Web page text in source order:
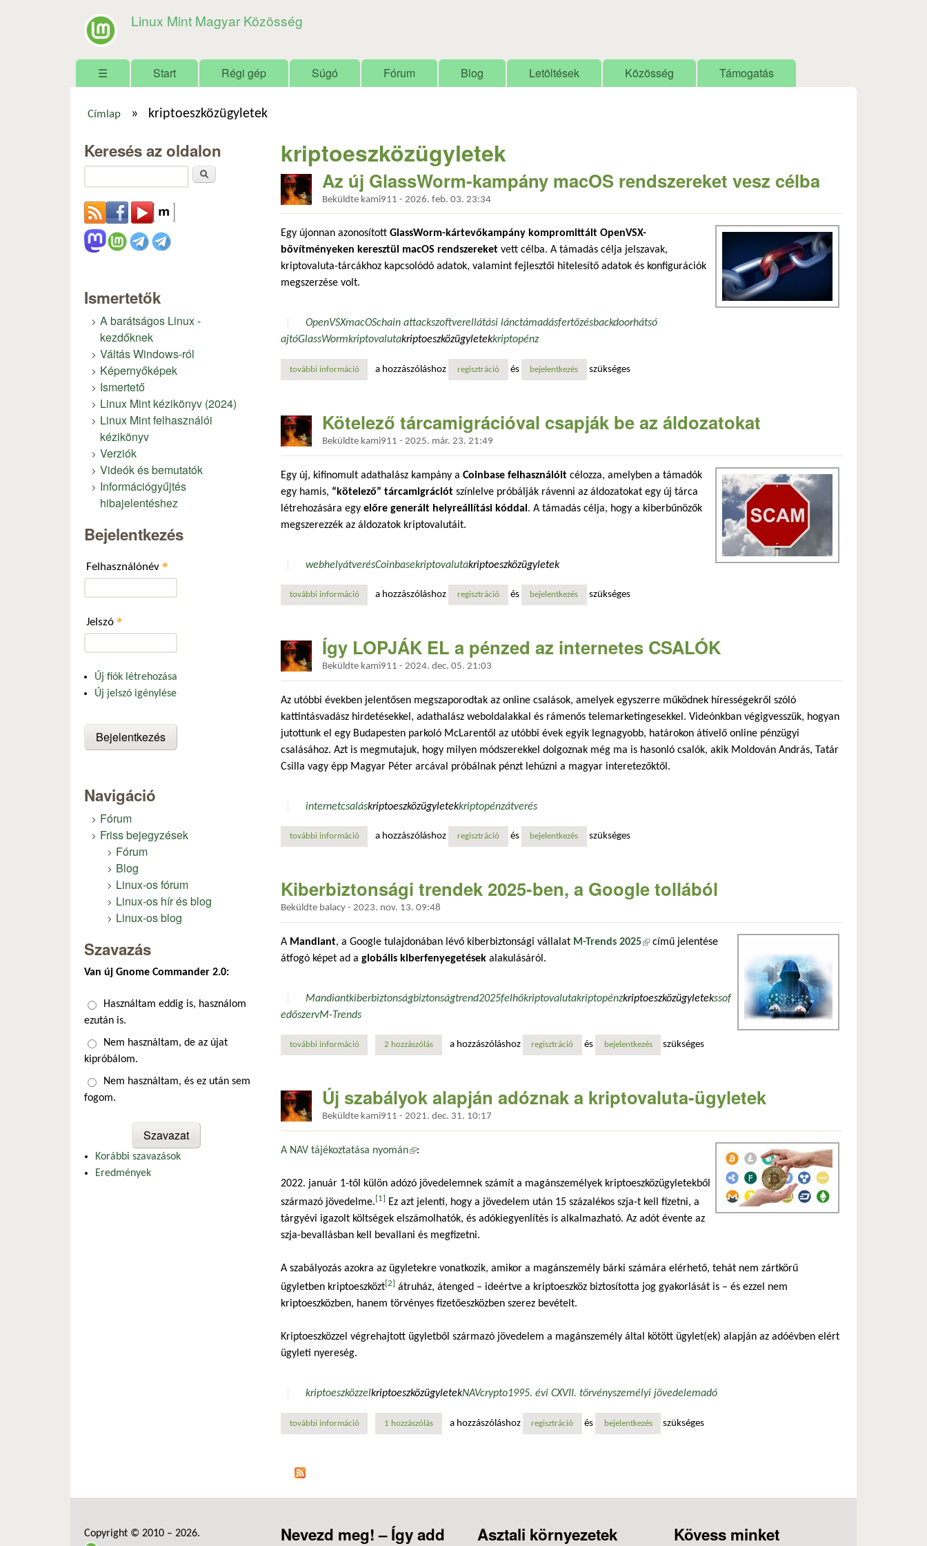
Linux Mint Magyar Közösség
Főmenü
☰ Start Régi gép Súgó Fórum Blog Letöltések Közösség Támogatás
Címlap » kriptoeszközügyletek
kriptoeszközügyletek
Az új GlassWorm-kampány macOS rendszereket vesz célba
Beküldte kami911 - 2026. feb. 03. 23:34
Egy újonnan azonosított GlassWorm-kártevőkampány kompromittált OpenVSX-
bővítményeken keresztül macOS rendszereket vett célba. A támadás célja jelszavak,
kriptovaluta-tárcákhoz kapcsolódó adatok, valamint fejlesztői hitelesítő adatok és konfigurációk
megszerzése volt.
OpenVSXmacOSchain attackszoftverellátási lánctámadásfertőzésbackdoorhátsó
ajtóGlassWormkriptovalutakriptoeszközügyletekkriptopénz
további információaz új glassworm-kampány macos rendszereket vesz célba tartalommal kapcsolatosan
a hozzászóláshoz regisztráció és bejelentkezés szükséges
Kötelező tárcamigrációval csapják be az áldozatokat
Beküldte kami911 - 2025. már. 23. 21:49
Egy új, kifinomult adathalász kampány a Coinbase felhasználóit célozza, amelyben a támadók
egy hamis, “kötelező” tárcamigrációt színlelve próbálják rávenni az áldozatokat egy új tárca
létrehozására egy előre generált helyreállítási kóddal . A támadás célja, hogy a kiberbűnözők
megszerezzék az áldozatok kriptovalutáit.
webhelyátverésCoinbasekriptovalutakriptoeszközügyletek
további információkötelező tárcamigrációval csapják be az áldozatokat tartalommal kapcsolatosan
a hozzászóláshoz regisztráció és bejelentkezés szükséges
Így LOPJÁK EL a pénzed az internetes CSALÓK
Beküldte kami911 - 2024. dec. 05. 21:03
Az utóbbi években jelentősen megszaporodtak az online csalások, amelyek egyszerre működnek hírességekről szóló
kattintásvadász hirdetésekkel, adathalász weboldalakkal és rámenős telemarketingesekkel. Videónkban végigvesszük, hogyan
jutottunk el egy Budapesten parkoló McLarentől az utóbbi évek egyik legnagyobb, határokon átívelő online pénzügyi
csalásához. Azt is megmutajuk, hogy milyen módszerekkel dolgoznak még ma is hasonló csalók, akik Moldován András, Tatár
Csilla vagy épp Magyar Péter arcával próbálnak pénzt lehúzni a magyar interetezőktől.
internetcsaláskriptoeszközügyletekkriptopénzátverés
további információígy lopják el a pénzed az internetes csalók tartalommal kapcsolatosan
a hozzászóláshoz regisztráció és bejelentkezés szükséges
Kiberbiztonsági trendek 2025-ben, a Google tollából
Beküldte balacy - 2023. nov. 13. 09:48
A Mandiant, a Google tulajdonában lévő kiberbiztonsági vállalat M-Trends 2025(külső hivatkozás)
című jelentése
átfogó képet ad a globális kiberfenyegetések alakulásáról.
Mandiantkiberbiztonságbiztonságtrend2025felhőkriptovalutakriptopénzkriptoeszközügyletekssof
edőszervM-Trends
további információkiberbiztonsági trendek 2025-ben, a google tollából tartalommal kapcsolatosan
2 hozzászólás a hozzászóláshoz regisztráció és bejelentkezés szükséges
Új szabályok alapján adóznak a kriptovaluta-ügyletek
Beküldte kami911 - 2021. dec. 31. 10:17
A NAV tájékoztatása nyomán(külső hivatkozás)
:
2022. január 1-től külön adózó jövedelemnek számít a magánszemélyek kriptoeszközügyletekből
származó jövedelme. [1]
Ez azt jelenti, hogy a jövedelem után 15 százalékos szja-t kell fizetni, a
tárgyévi igazolt költségek elszámolhatók, és adókiegyenlítés is alkalmazható. Az adót évente az
szja-bevallásban kell bevallani és megfizetni.
A szabályozás azokra az ügyletekre vonatkozik, amikor a magánszemély bárki számára elérhető, tehát nem zártkörű
ügyletben kriptoeszközt [2]
átruház, átenged – ideértve a kriptoeszköz biztosította jog gyakorlását is – és ezzel nem
kriptoeszközben, hanem törvényes fizetőeszközben szerez bevételt.
Kriptoeszközzel végrehajtott ügyletből származó jövedelem a magánszemély által kötött ügylet(ek) alapján az adóévben elért
ügyleti nyereség.
kriptoeszközzelkriptoeszközügyletekNAVcrypto1995. évi CXVII. törvényszemélyi jövedelemadó
további információúj szabályok alapján adóznak a kriptovaluta-ügyletek tartalommal kapcsolatosan
1 hozzászólás a hozzászóláshoz regisztráció és bejelentkezés szükséges
Keresés az oldalon
Ismertetők
A barátságos Linux -
kezdőknek
Váltás Windows-ról
Képernyőképek
Ismertető
Linux Mint kézikönyv (2024)
Linux Mint felhasználói
kézikönyv
Verziók
Videók és bemutatók
Információgyűjtés
hibajelentéshez
Bejelentkezés
Felhasználónév *
Jelszó *
Új fiók létrehozása
Új jelszó igénylése
Navigáció
Fórum
Friss bejegyzések
Fórum
Blog
Linux-os fórum
Linux-os hír és blog
Linux-os blog
Szavazás
Van új Gnome Commander 2.0:
Választások
Használtam eddig is, használom
ezután is.
Nem használtam, de az újat
kipróbálom.
Nem használtam, és ez után sem
fogom.
Korábbi szavazások
Eredmények
Copyright © 2010 – 2026.
Nevezd meg! – Így add
Asztali környezetek Kövess minket